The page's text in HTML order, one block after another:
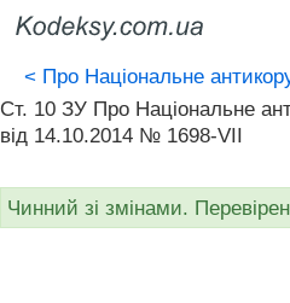
< Про Національне
Ст. 10 ЗУ Про Національне
від 14.10.2014 № 1698-VII
Чинний зі змінами.